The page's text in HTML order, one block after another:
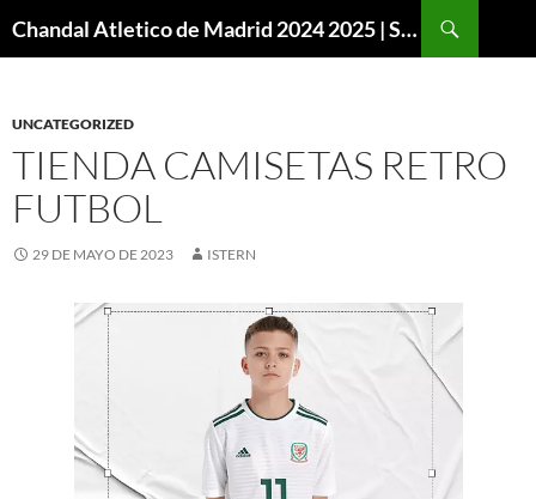
Chandal Atletico de Madrid 2024 2025 | SuperVigo
UNCATEGORIZED
TIENDA CAMISETAS RETRO
FUTBOL
29 DE MAYO DE 2023 ISTERN